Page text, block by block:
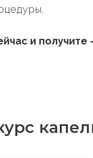
и получите